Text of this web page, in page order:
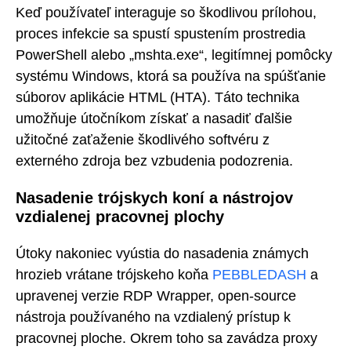
Keď používateľ interaguje so škodlivou prílohou,
proces infekcie sa spustí spustením prostredia
PowerShell alebo „mshta.exe“, legitímnej pomôcky
systému Windows, ktorá sa používa na spúšťanie
súborov aplikácie HTML (HTA). Táto technika
umožňuje útočníkom získať a nasadiť ďalšie
užitočné zaťaženie škodlivého softvéru z
externého zdroja bez vzbudenia podozrenia.
Nasadenie trójskych koní a nástrojov
vzdialenej pracovnej plochy
Útoky nakoniec vyústia do nasadenia známych
hrozieb vrátane trójskeho koňa PEBBLEDASH a
upravenej verzie RDP Wrapper, open-source
nástroja používaného na vzdialený prístup k
pracovnej ploche. Okrem toho sa zavádza proxy